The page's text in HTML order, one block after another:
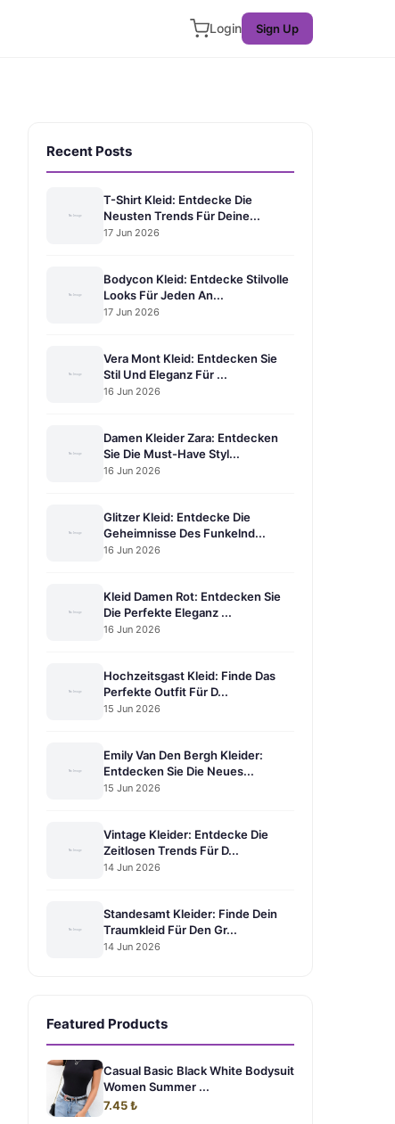
Login Sign Up
Recent Posts
T-Shirt Kleid: Entdecke Die
Neusten Trends Für Deine...
17 Jun 2026
Bodycon Kleid: Entdecke Stilvolle
Looks Für Jeden An...
17 Jun 2026
Vera Mont Kleid: Entdecken Sie
Stil Und Eleganz Für ...
16 Jun 2026
Damen Kleider Zara: Entdecken
Sie Die Must-Have Styl...
16 Jun 2026
Glitzer Kleid: Entdecke Die
Geheimnisse Des Funkelnd...
16 Jun 2026
Kleid Damen Rot: Entdecken Sie
Die Perfekte Eleganz ...
16 Jun 2026
Hochzeitsgast Kleid: Finde Das
Perfekte Outfit Für D...
15 Jun 2026
Emily Van Den Bergh Kleider:
Entdecken Sie Die Neues...
15 Jun 2026
Vintage Kleider: Entdecke Die
Zeitlosen Trends Für D...
14 Jun 2026
Standesamt Kleider: Finde Dein
Traumkleid Für Den Gr...
14 Jun 2026
Featured Products
Casual Basic Black White Bodysuit
Women Summer ...
7.45 ₺